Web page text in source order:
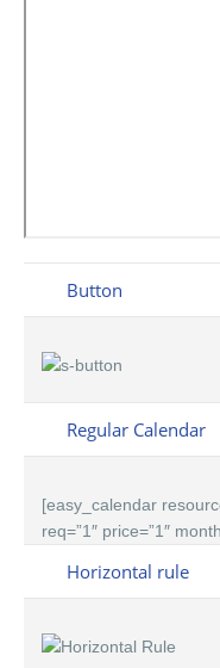
Button
Regular Calendar
[easy_calendar
req=”1″ price=”1″
Horizontal rule